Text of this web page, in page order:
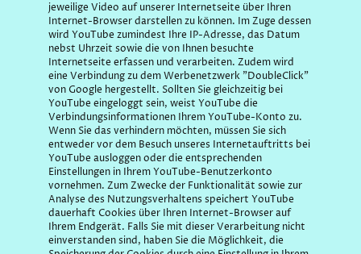
jeweilige Video auf unserer Internetseite über Ihren
Internet-Browser darstellen zu können. Im Zuge dessen
wird YouTube zumindest Ihre IP-Adresse, das Datum
nebst Uhrzeit sowie die von Ihnen besuchte
Internetseite erfassen und verarbeiten. Zudem wird
eine Verbindung zu dem Werbenetzwerk "DoubleClick"
von Google hergestellt. Sollten Sie gleichzeitig bei
YouTube eingeloggt sein, weist YouTube die
Verbindungsinformationen Ihrem YouTube-Konto zu.
Wenn Sie das verhindern möchten, müssen Sie sich
entweder vor dem Besuch unseres Internetauftritts bei
YouTube ausloggen oder die entsprechenden
Einstellungen in Ihrem YouTube-Benutzerkonto
vornehmen. Zum Zwecke der Funktionalität sowie zur
Analyse des Nutzungsverhaltens speichert YouTube
dauerhaft Cookies über Ihren Internet-Browser auf
Ihrem Endgerät. Falls Sie mit dieser Verarbeitung nicht
einverstanden sind, haben Sie die Möglichkeit, die